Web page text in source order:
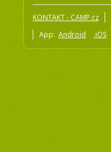
KONTAKT - CAMP.cz
App: Android iOS